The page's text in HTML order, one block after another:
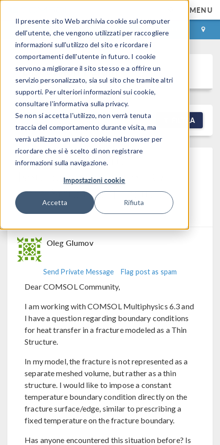
Il presente sito Web archivia cookie sul computer
dell'utente, che vengono utilizzati per raccogliere
informazioni sull'utilizzo del sito e ricordare i
comportamenti dell'utente in futuro. I cookie
servono a migliorare il sito stesso e a offrire un
servizio personalizzato, sia sul sito che tramite altri
supporti. Per ulteriori informazioni sui cookie,
consultare l'informativa sulla privacy.
Se non si accetta l'utilizzo, non verrà tenuta
traccia del comportamento durante visita, ma
verrà utilizzato un unico cookie nel browser per
ricordare che si è scelto di non registrare
informazioni sulla navigazione.
Impostazioni cookie
Accetta Rifiuta
MENU
ACCEDI CONTACT
Discussion Forum
NEW DISCUSSION FILTRA
Fixed Temperature
Boundary Condition On
Thin Structure Fracture
Posted 27 mag 2026, 10:50 GMT-4
Heat Transfer
Version 6.3
0 Replies
Oleg Glumov
Send Private Message Flag post as spam
Dear COMSOL Community,
I am working with COMSOL Multiphysics 6.3 and
I have a question regarding boundary conditions
for heat transfer in a fracture modeled as a Thin
Structure.
In my model, the fracture is not represented as a
separate meshed volume, but rather as a thin
structure. I would like to impose a constant
temperature boundary condition directly on the
fracture surface/edge, similar to prescribing a
fixed temperature on the fracture boundary.
Has anyone encountered this situation before? Is